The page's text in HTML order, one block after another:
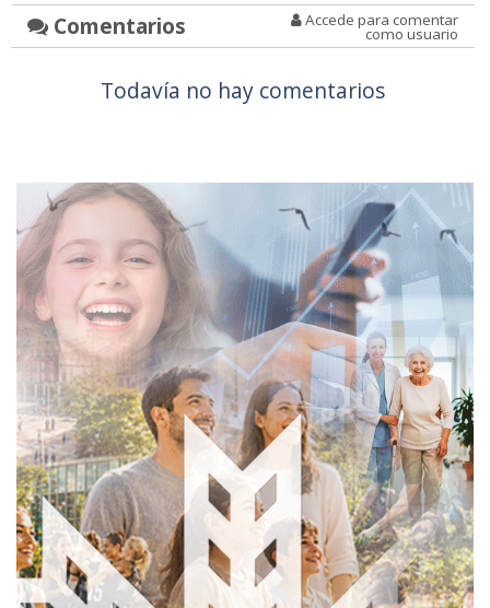
Comentarios Accede para comentar
como usuario
Todavía no hay comentarios